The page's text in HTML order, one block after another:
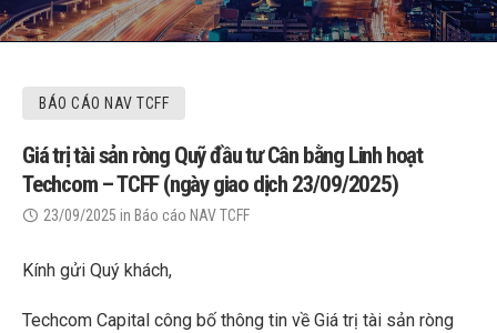
BÁO CÁO NAV TCFF
Giá trị tài sản ròng Quỹ đầu tư Cân bằng Linh hoạt
Techcom – TCFF (ngày giao dịch 23/09/2025)
23/09/2025 in Báo cáo NAV TCFF
Kính gửi Quý khách,
Techcom Capital công bố thông tin về Giá trị tài sản ròng